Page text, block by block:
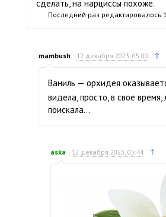
сделать, на нарциссы похоже.
Последний раз редактировалось
mambush 12 декабря 2023, 05:00 ↑
Ваниль — орхидея
видела, просто, в свое
поискала…
aska 12 декабря 2023, 05:44 ↑